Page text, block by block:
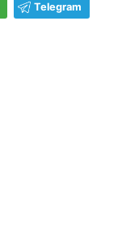
Telegram